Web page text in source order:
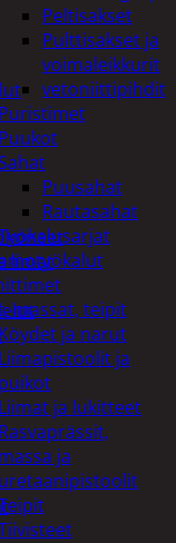
Peltisakset
Pulttisakset ja
voimaleikkurit
vetoniittipihdit
Puristimet
Puukot
Puusahat
Rautasahat
massat, teipit
ja narut
Liimapistoolit ja
puikot
Liimat ja lukitteet
Rasvaprässit,
massa ja
uretaanipistoolit
limat